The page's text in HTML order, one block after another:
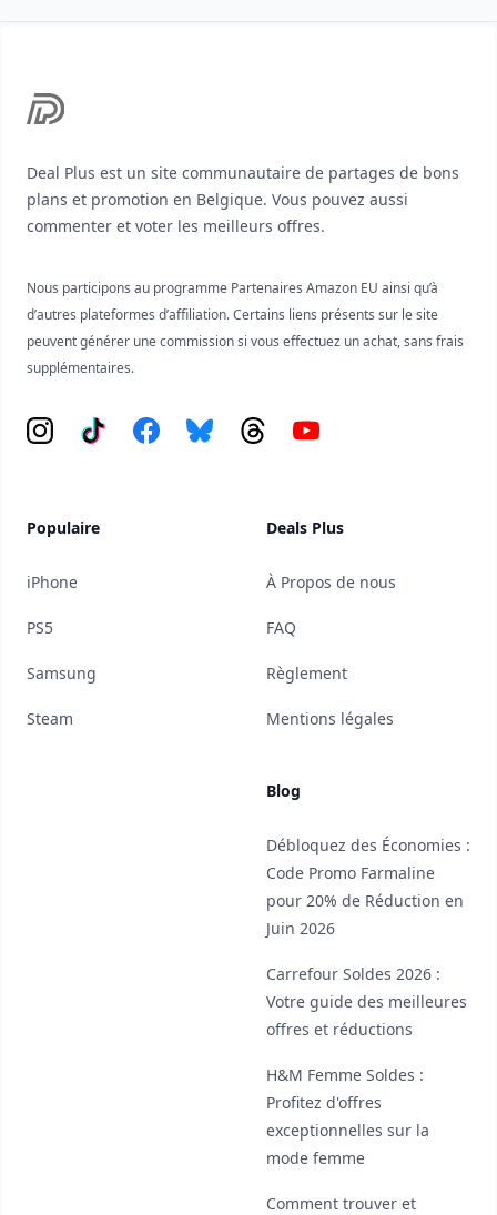
Deal Plus est un site communautaire de partages de bons
plans et promotion en Belgique. Vous pouvez aussi
commenter et voter les meilleurs offres.
Nous participons au programme Partenaires Amazon EU ainsi qu’à
d’autres plateformes d’affiliation. Certains liens présents sur le site
peuvent générer une commission si vous effectuez un achat, sans frais
supplémentaires.
Instagram
Tiktok FacebookBlueskyThreadsYouTube
Populaire
iPhone
PS5
Samsung
Steam
Deals Plus
À Propos de nous
FAQ
Règlement
Mentions légales
Blog
Débloquez des Économies :
Code Promo Farmaline
pour 20% de Réduction en
Juin 2026
Carrefour Soldes 2026 :
Votre guide des meilleures
offres et réductions
H&M Femme Soldes :
Profitez d'offres
exceptionnelles sur la
mode femme
Comment trouver et